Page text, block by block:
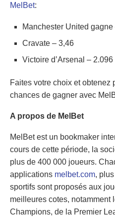
MelBet:
Manchester United gagne
Cravate – 3,46
Victoire d’Arsenal – 2.096
Faites votre choix et obtenez
chances de gagner avec
A propos de MelBet
MelBet est un bookmaker
cours de cette période, la
plus de 400 000 joueurs.
applications melbet.com,
sportifs sont proposés aux
meilleures cotes, notamment
Champions, de la Premier